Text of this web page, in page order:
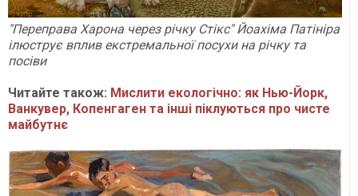
"Переправа Харона через річку Стікс" Йоахіма Патініра
ілюструє вплив екстремальної посухи на річку та
посіви
Читайте також: Мислити екологічно: як Нью-Йорк,
Ванкувер, Копенгаген та інші піклуються про чисте
майбутнє